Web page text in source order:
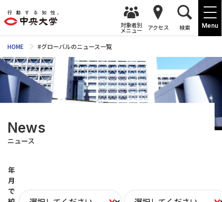
Menu
対象者別
メニュー アクセス 検索
HOME #グローバルのニュース一覧
News
ニュース
年
月
で